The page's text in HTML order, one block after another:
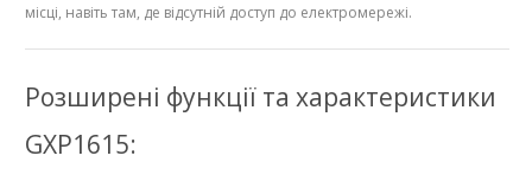
місці, навіть там, де відсутній доступ до електромережі.
Розширені функції та характеристики
GXP1615: